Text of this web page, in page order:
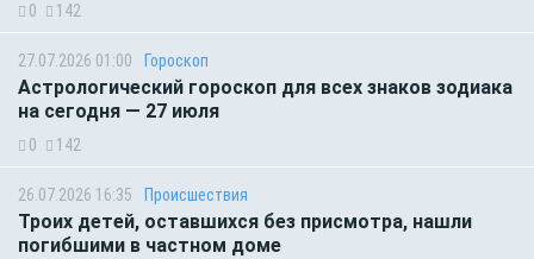
0 142
27.07.2026 01:00 Гороскоп
Астрологический гороскоп для всех знаков зодиака
на сегодня — 27 июля
0 142
26.07.2026 16:35 Происшествия
Троих детей, оставшихся без присмотра, нашли
погибшими в частном доме